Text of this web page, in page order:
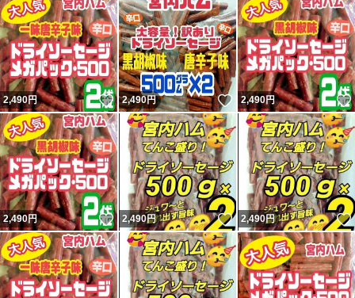
2,490円 いいね！
2,490円 いいね！
2,490円
2,490円 いいね！
2,490円 いいね！
2,490円